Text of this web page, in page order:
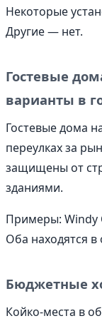
Некоторые
Другие — нет.
Гостевые
варианты в
Гостевые дома
переулках за
защищены от
зданиями.
Примеры: Windy
Оба находятся в
Бюджетные
Койко-места в